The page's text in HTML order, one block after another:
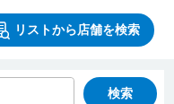
リストから店舗を検索
検索